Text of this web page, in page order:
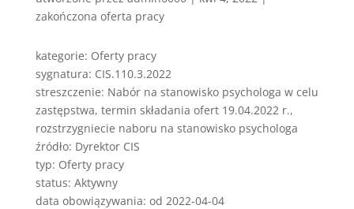
zakończona oferta pracy
kategorie: Oferty pracy
sygnatura: CIS.110.3.2022
streszczenie: Nabór na stanowisko psychologa w celu
zastępstwa, termin składania ofert 19.04.2022 r.,
rozstrzygniecie naboru na stanowisko psychologa
źródło: Dyrektor CIS
typ: Oferty pracy
status: Aktywny
data obowiązywania: od 2022-04-04